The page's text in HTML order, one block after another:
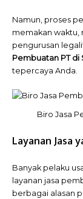
Namun, proses
memakan waktu,
pengurusan
Pembuatan PT
tepercaya Anda.
Biro Jasa
Layanan Jasa
Banyak pelaku
layanan jasa
berbagai alasan